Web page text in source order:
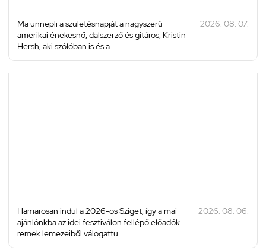
Ma ünnepli a születésnapját a nagyszerű
amerikai énekesnő, dalszerző és gitáros, Kristin
Hersh, aki szólóban is és a ...
2026. 08. 07.
Hamarosan indul a 2026-os Sziget, így a mai
ajánlónkba az idei fesztiválon fellépő előadók
remek lemezeiből válogattu...
2026. 08. 06.